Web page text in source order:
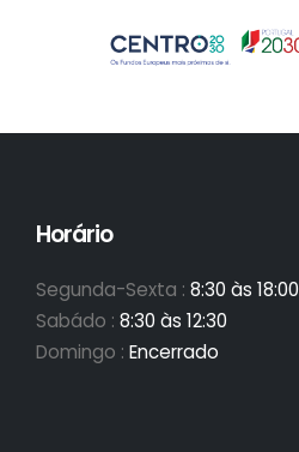
Horário
Segunda-Sexta : 8:30 às 18:00
Sabádo : 8:30 às 12:30
Domingo : Encerrado